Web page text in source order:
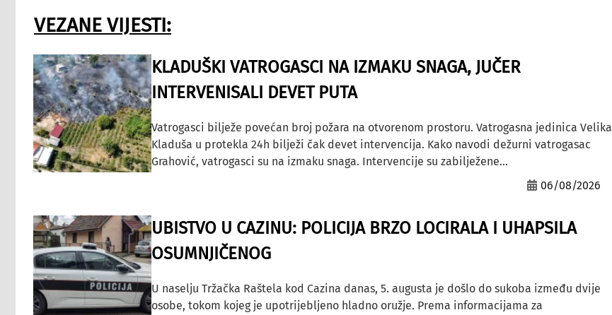
VEZANE VIJESTI:
KLADUŠKI VATROGASCI NA IZMAKU SNAGA, JUČER
INTERVENISALI DEVET PUTA
Vatrogasci bilježe povećan broj požara na otvorenom prostoru. Vatrogasna jedinica Velika
Kladuša u protekla 24h bilježi čak devet intervencija. Kako navodi dežurni vatrogasac
Grahović, vatrogasci su na izmaku snaga. Intervencije su zabilježene...
06/08/2026
UBISTVO U CAZINU: POLICIJA BRZO LOCIRALA I UHAPSILA
OSUMNJIČENOG
U naselju Tržačka Raštela kod Cazina danas, 5. augusta je došlo do sukoba između dvije
osobe, tokom kojeg je upotrijebljeno hladno oružje. Prema informacijama za